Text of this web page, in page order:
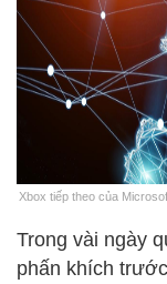
Xbox tiếp theo của
Trong vài ngày
phấn khích